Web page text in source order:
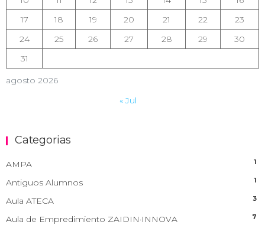
agosto 2026
17
18 19 20 21 22
23
24
25 26 27 28 29
30
31
« Jul
Categorias
AMPA 1
Antiguos Alumnos 1
Aula ATECA 3
Aula de Empredimiento ZAIDIN·INNOVA 7